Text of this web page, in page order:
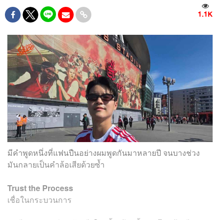
1.1K
มีคำพูดหนึ่งที่แฟนปืนอย่างผมพูดกันมาหลายปี จนบางช่วง
มันกลายเป็นคำล้อเสียด้วยซ้ำ
Trust the Process
เชื่อในกระบวนการ